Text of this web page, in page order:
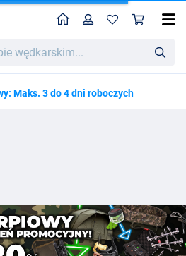
HomeProfil
Maks. 3 do 4 dni roboczych